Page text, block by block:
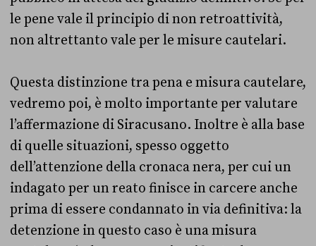
le pene vale il principio di non retroattività,
non altrettanto vale per le misure cautelari.
Questa distinzione tra pena e misura cautelare,
vedremo poi, è molto importante per valutare
l’affermazione di Siracusano. Inoltre è alla base
di quelle situazioni, spesso oggetto
dell’attenzione della cronaca nera, per cui un
indagato per un reato finisce in carcere anche
prima di essere condannato in via definitiva: la
detenzione in questo caso è una misura